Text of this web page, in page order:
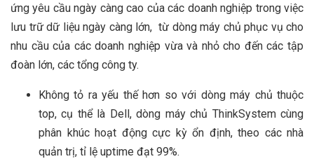
ứng yêu cầu ngày càng cao của các doanh nghiệp trong việc
lưu trữ dữ liệu ngày càng lớn, từ dòng máy chủ phục vụ cho
nhu cầu của các doanh nghiệp vừa và nhỏ cho đến các tập
đoàn lớn, các tổng công ty.
Không tỏ ra yếu thế hơn so với dòng máy chủ thuộc
top, cụ thể là Dell, dòng máy chủ ThinkSystem cùng
phân khúc hoạt động cực kỳ ổn định, theo các nhà
quản trị, tỉ lệ uptime đạt 99%.